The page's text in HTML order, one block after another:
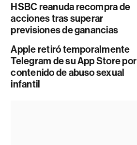
HSBC reanuda recompra de
acciones tras superar
previsiones de ganancias
Apple retiró temporalmente
Telegram de su App Store por
contenido de abuso sexual
infantil